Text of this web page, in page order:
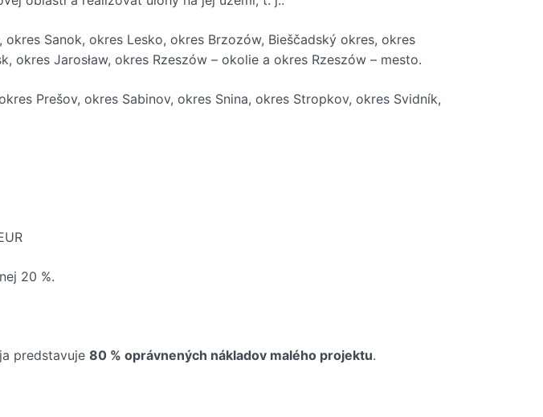
Sanok, okres Lesko, okres Brzozów, Bieščadský okres, okres
okres Jarosław, okres Rzeszów – okolie a okres Rzeszów – mesto.
Prešov, okres Sabinov, okres Snina, okres Stropkov, okres Svidník,
20 %.
predstavuje 80 % oprávnených nákladov malého projektu.